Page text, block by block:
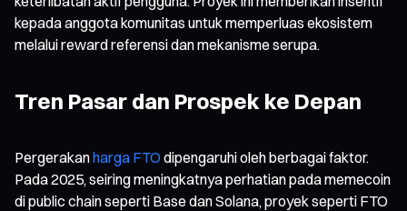
kepada anggota komunitas untuk memperluas ekosistem
melalui reward referensi dan mekanisme serupa.
Tren Pasar dan Prospek ke Depan
Pergerakanharga FTO dipengaruhi oleh berbagai faktor.
Pada 2025, seiring meningkatnya perhatian pada memecoin
di public chain seperti Base dan Solana, proyek seperti FTO